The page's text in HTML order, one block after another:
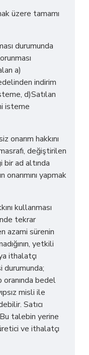
üzere tamamı
durumunda
a)
indirim
d)Satılan
isteme
onarım hakkını
değiştirilen
bir ad altında
yapmak
kullanması
tekrar
azami sürenin
yetkili
ithalatçı
durumunda;
oranında bedel
misli ile
Satıcı
talebin yerine
ve ithalatçı